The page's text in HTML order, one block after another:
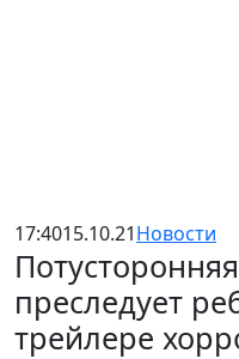
17:4015.10.21Новости
преследует
трейлере